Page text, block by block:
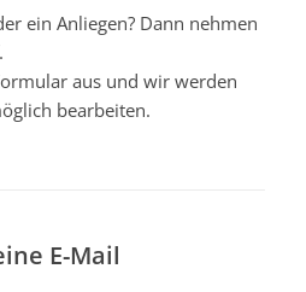
ein Anliegen? Dann nehmen
aus und wir werden
bearbeiten.
E-Mail